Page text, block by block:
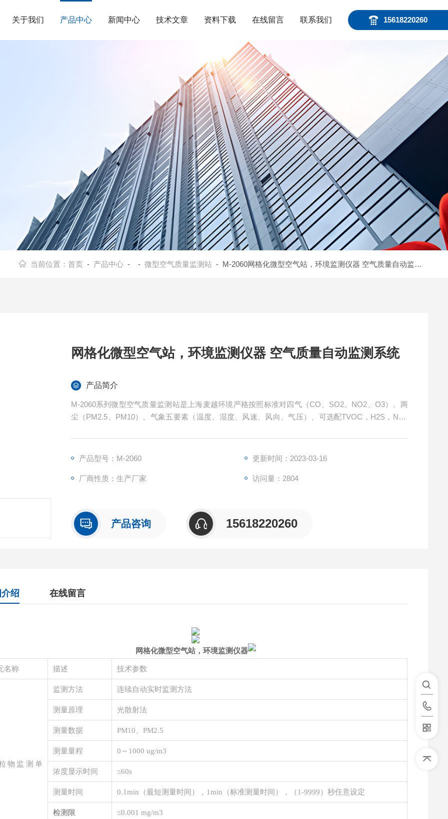
15618220260
关于我们 产品中心 新闻中心 技术文章 资料下载 在线留言 联系我们
当前位置： 首页 - 产品中心- - 微型空气质量监测站- M-2060网格化微型空气站，环境监测仪器 空气质量自动监测系统
网格化微型空气站，环境监测仪器 空气质量自动监测系统
产品简介
M-2060系列微型空气质量监测站是上海麦越环境严格按照标准对四气（CO、SO2、NO2、O3）、两
尘（PM2.5、PM10）、气象五要素（温度、湿度、风速、风向、气压）、可选配TVOC，H2S，NH3
产品型号：M-2060 更新时间：2023-03-16
厂商性质：生产厂家 访问量：2804
产品咨询 15618220260
绍 在线留言
网格化微型空气站，环境监测仪器
名称 描述 技术参数
物监测单
监测方法 连续自动实时监测方法
测量原理 光散射法
测量数据 PM10、PM2.5
测量量程 0～1000 ug/m3
浓度显示时间 ≤60s
测量时间 0.1min（最短测量时间），1min（标准测量时间），（1-9999）秒任意设定
检测限 ≤0.001 mg/m3